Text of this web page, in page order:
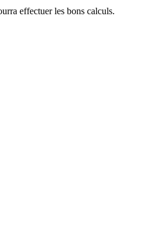
effectuer les bons calculs.